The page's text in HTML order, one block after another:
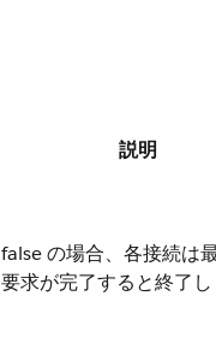
説明
false の場合、各接続は
要求が完了すると終了